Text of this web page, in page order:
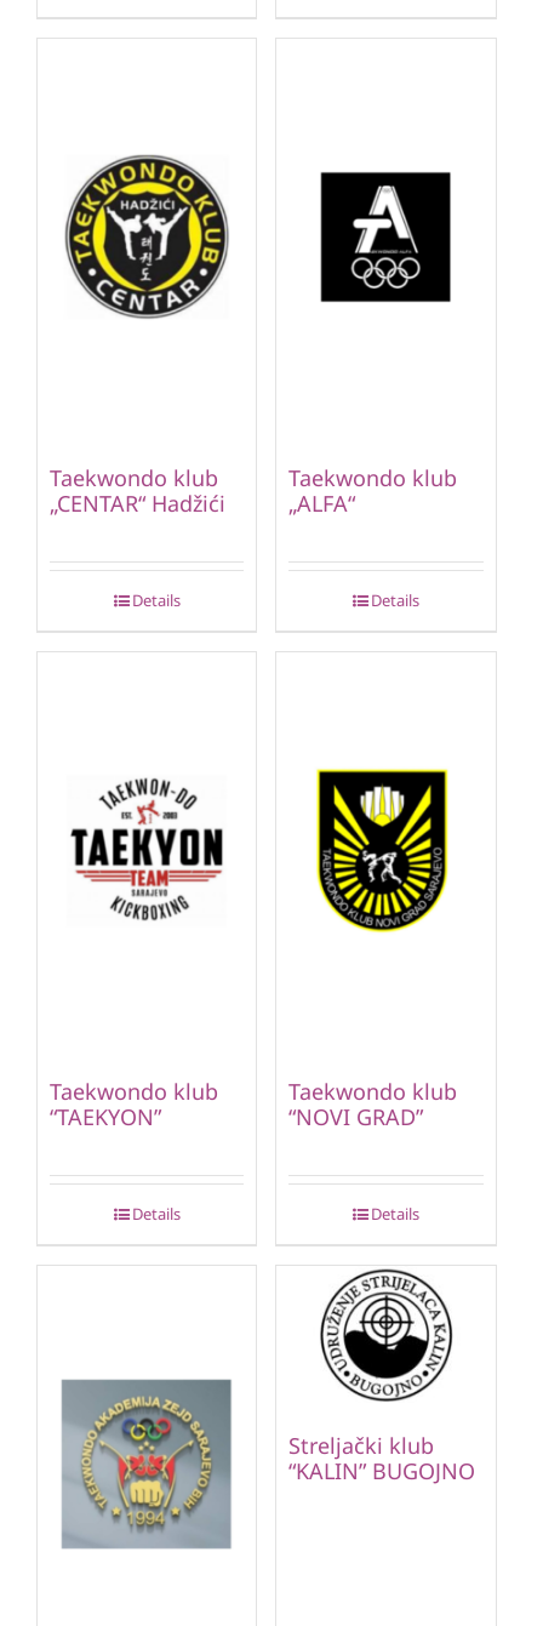
Taekwondo klub
„CENTAR“ Hadžići
Details
Taekwondo klub
„ALFA“
Details
Taekwondo klub
“TAEKYON”
Details
Taekwondo klub
“NOVI GRAD”
Details
Streljački klub
“KALIN” BUGOJNO